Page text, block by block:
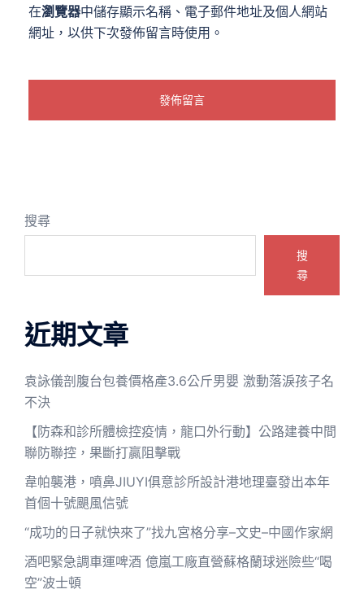
在瀏覽器中儲存顯示名稱、電子郵件地址及個人網站
網址，以供下次發佈留言時使用。
搜尋
搜
尋
近期文章
袁詠儀剖腹台包養價格產3.6公斤男嬰 激動落淚孩子名
不決
【防森和診所體檢控疫情，龍口外行動】公路建養中間
聯防聯控，果斷打贏阻擊戰
韋帕襲港，噴鼻JIUYI俱意診所設計港地理臺發出本年
首個十號颶風信號
“成功的日子就快來了”找九宮格分享–文史–中國作家網
酒吧緊急調車運啤酒 億嵐工廠直營蘇格蘭球迷險些“喝
空”波士頓